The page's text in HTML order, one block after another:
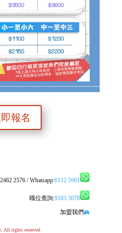
報名
2576 / Whatsapp:6112 5961
職位查詢:9183 3078
加盟我們👥
All rights reserved